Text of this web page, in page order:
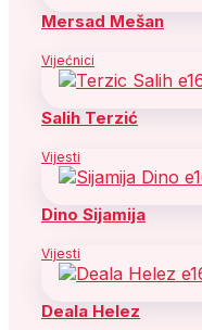
Mersad Mešan
Vijećnici
Salih Terzić
Vijesti
Dino Sijamija
Vijesti
Deala Helez